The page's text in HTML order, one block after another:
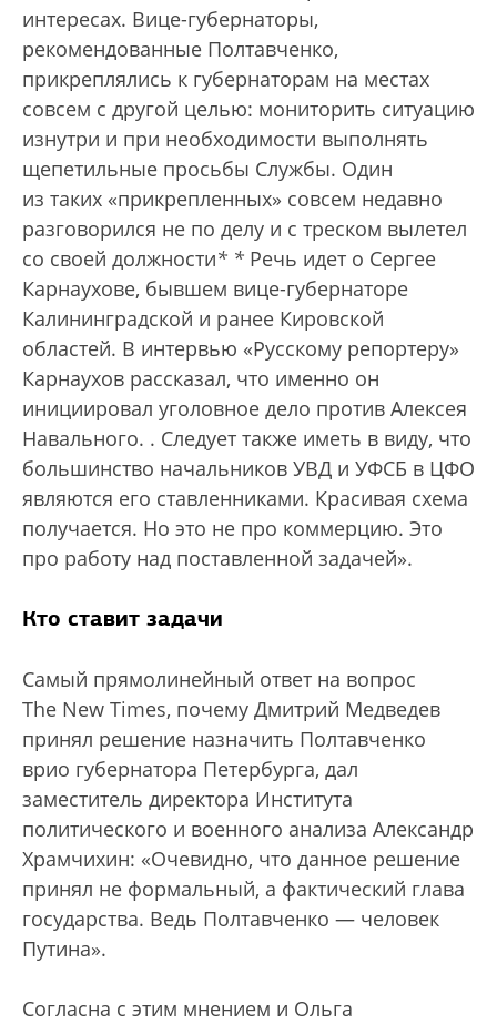
интересах. Вице-губернаторы,
рекомендованные Полтавченко,
прикреплялись к губернаторам на местах
совсем с другой целью: мониторить ситуацию
изнутри и при необходимости выполнять
щепетильные просьбы Службы. Один
из таких «прикрепленных» совсем недавно
разговорился не по делу и с треском вылетел
со своей должности* * Речь идет о Сергее
Карнаухове, бывшем вице-губернаторе
Калининградской и ранее Кировской
областей. В интервью «Русскому репортеру»
Карнаухов рассказал, что именно он
инициировал уголовное дело против Алексея
Навального. . Следует также иметь в виду, что
большинство начальников УВД и УФСБ в ЦФО
являются его ставленниками. Красивая схема
получается. Но это не про коммерцию. Это
про работу над поставленной задачей».
Кто ставит задачи
Самый прямолинейный ответ на вопрос
The New Times, почему Дмитрий Медведев
принял решение назначить Полтавченко
врио губернатора Петербурга, дал
заместитель директора Института
политического и военного анализа Александр
Храмчихин: «Очевидно, что данное решение
принял не формальный, а фактический глава
государства. Ведь Полтавченко — человек
Путина».
Согласна с этим мнением и Ольга